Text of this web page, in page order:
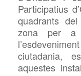
Participatius
quadrants
zona per a
ciutadania,
aquestes